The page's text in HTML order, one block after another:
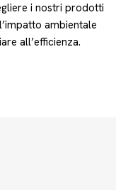
i nostri prodotti
ambientale
all’efficienza.